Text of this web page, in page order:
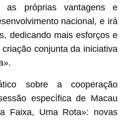
as próprias vantagens e
nacional, e irá
dedicando mais esforços e
conjunta da iniciativa
sobre a cooperação
específica de Macau
Faixa, Uma Rota»: novas